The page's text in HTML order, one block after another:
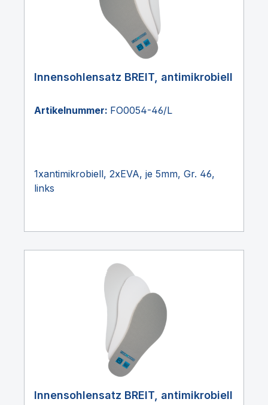
Innensohlensatz BREIT, antimikrobiell
Artikelnummer: FO0054-46/L
1xantimikrobiell, 2xEVA, je 5mm, Gr. 46,
links
Innensohlensatz BREIT, antimikrobiell